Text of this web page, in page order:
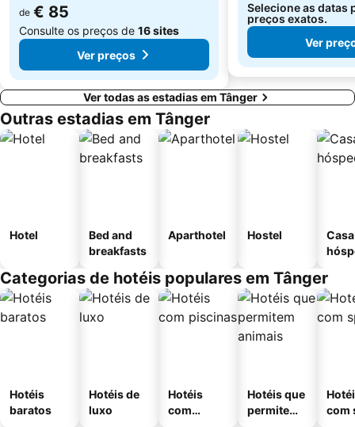
de € 85
Consulte os preços de 16 sites
Ver preços
Selecione as datas
preços exatos.
Ver
Ver todas as estadias em Tânger
Outras estadias em Tânger
Hotel
Bed and
breakfasts
Aparthotel Hostel
Categorias de hotéis populares em Tânger
Hotéis
baratos
Hotéis de
luxo
Hotéis
com
Hotéis que
permitem
com